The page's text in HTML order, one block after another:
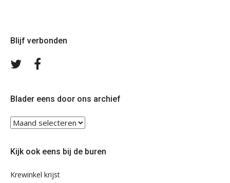
Blijf verbonden
Volg
Blader eens door ons archief
Blader
ons
Kijk ook eens bij de buren
Krewinkel krijst